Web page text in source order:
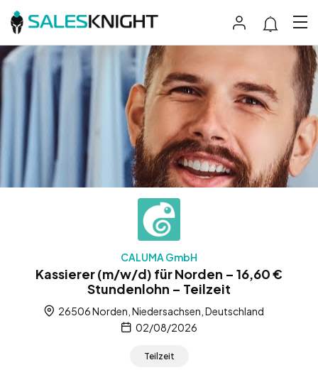
CALUMA GmbH
Kassierer (m/w/d) für Norden – 16,60 €
Stundenlohn – Teilzeit
26506 Norden, Niedersachsen, Deutschland
02/08/2026
Teilzeit